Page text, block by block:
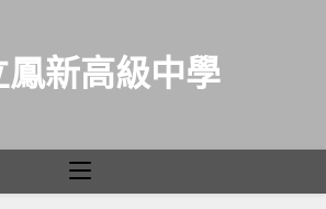
鳳新高級中學